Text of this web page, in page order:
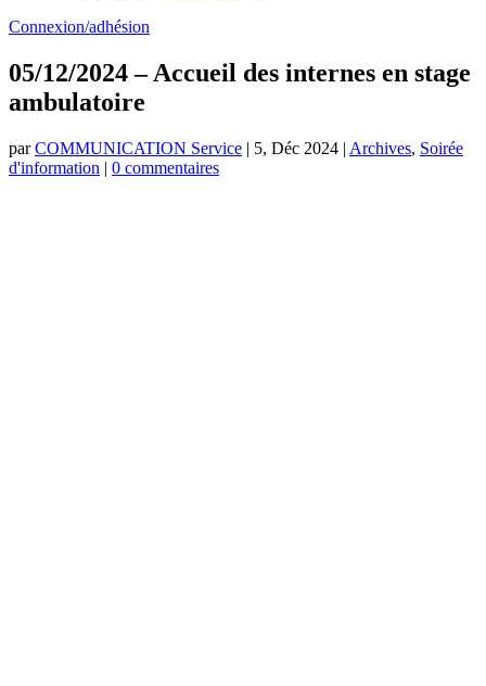
Connexion/adhésion
05/12/2024 – Accueil des internes en stage
ambulatoire
parCOMMUNICATION Service | 5, Déc 2024 | Archives, Soirée
d'information | 0 commentaires